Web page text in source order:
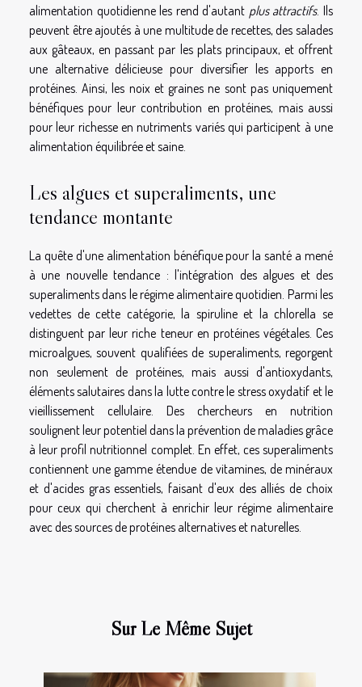
alimentation quotidienne les rend d'autant plus attractifs. Ils
peuvent être ajoutés à une multitude de recettes, des salades
aux gâteaux, en passant par les plats principaux, et offrent
une alternative délicieuse pour diversifier les apports en
protéines. Ainsi, les noix et graines ne sont pas uniquement
bénéfiques pour leur contribution en protéines, mais aussi
pour leur richesse en nutriments variés qui participent à une
alimentation équilibrée et saine.
Les algues et superaliments, une
tendance montante
La quête d'une alimentation bénéfique pour la santé a mené
à une nouvelle tendance : l'intégration des algues et des
superaliments dans le régime alimentaire quotidien. Parmi les
vedettes de cette catégorie, la spiruline et la chlorella se
distinguent par leur riche teneur en protéines végétales. Ces
microalgues, souvent qualifiées de superaliments, regorgent
non seulement de protéines, mais aussi d'antioxydants,
éléments salutaires dans la lutte contre le stress oxydatif et le
vieillissement cellulaire. Des chercheurs en nutrition
soulignent leur potentiel dans la prévention de maladies grâce
à leur profil nutritionnel complet. En effet, ces superaliments
contiennent une gamme étendue de vitamines, de minéraux
et d'acides gras essentiels, faisant d'eux des alliés de choix
pour ceux qui cherchent à enrichir leur régime alimentaire
avec des sources de protéines alternatives et naturelles.
Sur Le Même Sujet